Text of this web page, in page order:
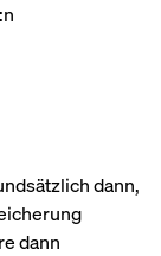
dann,
dann